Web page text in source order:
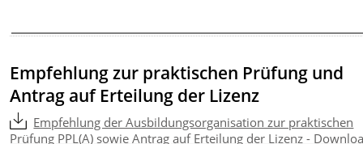
Empfehlung zur praktischen Prüfung und
Antrag auf Erteilung der Lizenz
Empfehlung der Ausbildungsorganisation zur praktischen
Prüfung PPL(A) sowie Antrag auf Erteilung der Lizenz -